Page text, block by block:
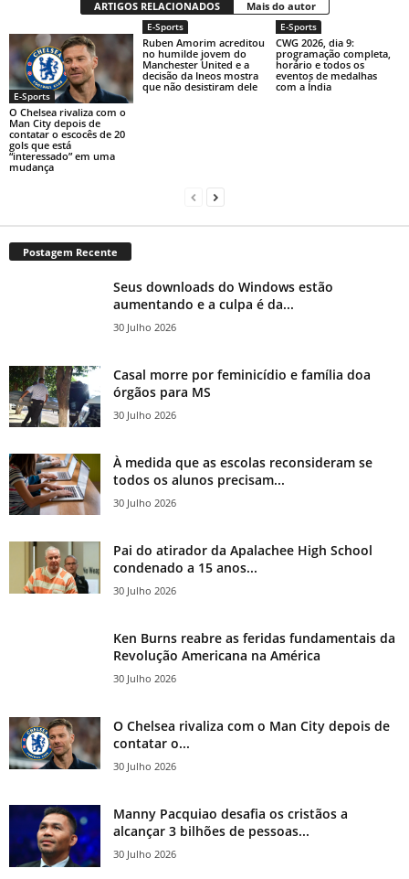
ARTIGOS RELACIONADOS Mais do autor
E-Sports
O Chelsea rivaliza com o
Man City depois de
contatar o escocês de 20
gols que está
“interessado” em uma
mudança
E-Sports
Ruben Amorim acreditou
no humilde jovem do
Manchester United e a
decisão da Ineos mostra
que não desistiram dele
E-Sports
CWG 2026, dia 9:
programação completa,
horário e todos os
eventos de medalhas
com a Índia
Postagem Recente
Seus downloads do Windows estão
aumentando e a culpa é da...
30 Julho 2026
Casal morre por feminicídio e família doa
órgãos para MS
30 Julho 2026
À medida que as escolas reconsideram se
todos os alunos precisam...
30 Julho 2026
Pai do atirador da Apalachee High School
condenado a 15 anos...
30 Julho 2026
Ken Burns reabre as feridas fundamentais da
Revolução Americana na América
30 Julho 2026
O Chelsea rivaliza com o Man City depois de
contatar o...
30 Julho 2026
Manny Pacquiao desafia os cristãos a
alcançar 3 bilhões de pessoas...
30 Julho 2026